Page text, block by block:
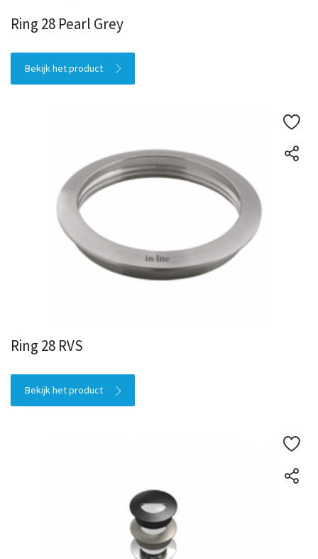
Ring 28 Pearl Grey
Bekijk het product
Ring 28 RVS
Bekijk het product